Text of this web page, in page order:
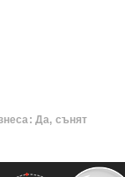
Да, сънят